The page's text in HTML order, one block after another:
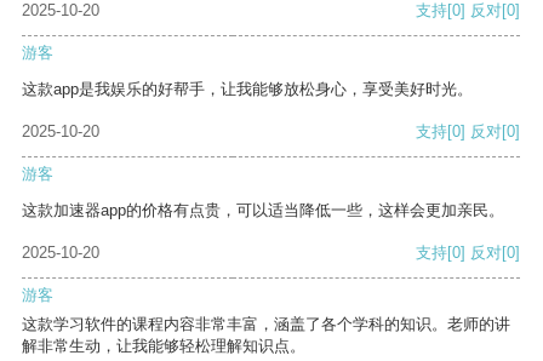
2025-10-20 支持[0] 反对[0]
游客
这款app是我娱乐的好帮手，让我能够放松身心，享受美好时光。
2025-10-20 支持[0] 反对[0]
游客
这款加速器app的价格有点贵，可以适当降低一些，这样会更加亲民。
2025-10-20 支持[0] 反对[0]
游客
这款学习软件的课程内容非常丰富，涵盖了各个学科的知识。老师的讲
解非常生动，让我能够轻松理解知识点。